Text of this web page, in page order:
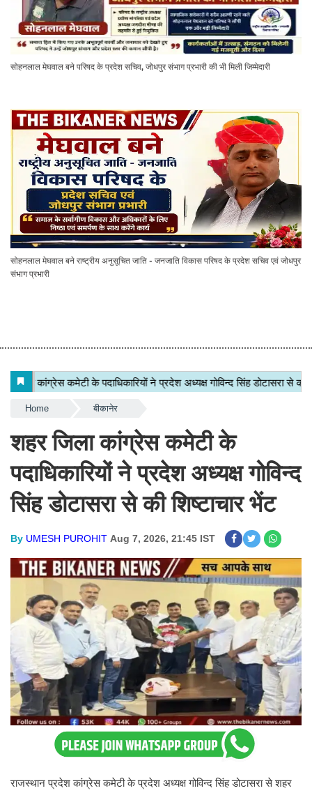
सोहनलाल मेघवाल बने परिषद के प्रदेश सचिव, जोधपुर संभाग प्रभारी की भी मिली जिम्मेदारी
सोहनलाल मेघवाल बने राष्ट्रीय अनुसूचित जाति - जनजाति विकास परिषद के प्रदेश सचिव एवं जोधपुर
संभाग प्रभारी
Home बीकानेर
शहर जिला कांग्रेस कमेटी के
पदाधिकारियों ने प्रदेश अध्यक्ष गोविन्द
सिंह डोटासरा से की शिष्टाचार भेंट
By UMESH PUROHIT Aug 7, 2026, 21:45 IST
राजस्थान प्रदेश कांग्रेस कमेटी के प्रदेश अध्यक्ष गोविन्द सिंह डोटासरा से शहर